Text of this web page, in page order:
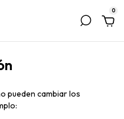
0
pueden cambiar los